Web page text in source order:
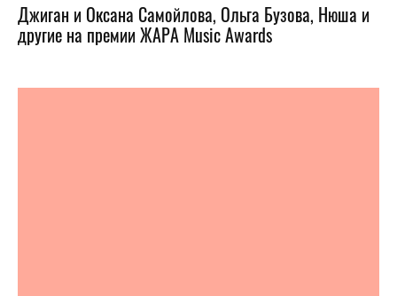
Джиган и Оксана Самойлова, Ольга Бузова, Нюша и
другие на премии ЖАРА Music Awards